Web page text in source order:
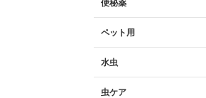
便秘薬
ペット用
水虫
虫ケア